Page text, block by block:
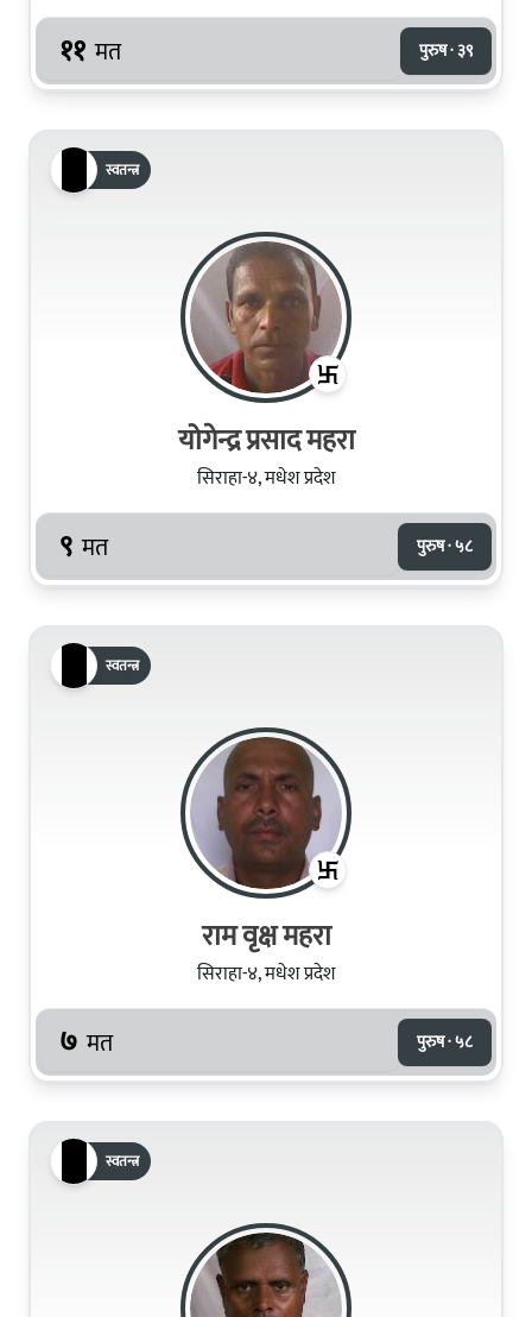
११ मत पुरुष · ३९
स्वतन्त्र
योगेन्द्र प्रसाद महरा
सिराहा-४, मधेश प्रदेश
९ मत पुरुष · ५८
स्वतन्त्र
राम वृक्ष महरा
सिराहा-४, मधेश प्रदेश
७ मत पुरुष · ५८
स्वतन्त्र